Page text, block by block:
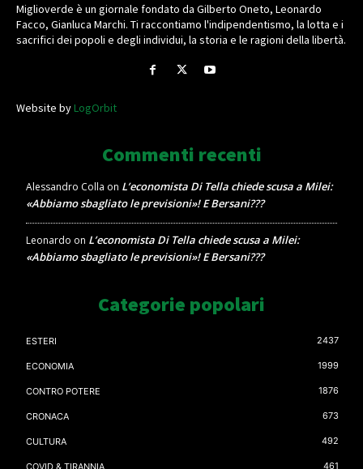
Miglioverde è un giornale fondato da Gilberto Oneto, Leonardo
Facco, Gianluca Marchi. Ti raccontiamo l'indipendentismo, la lotta e i
sacrifici dei popoli e degli individui, la storia e le ragioni della libertà.
Website byLogOrbit
Commenti recenti
Alessandro Colla on L’economista Di Tella chiede scusa a Milei:
«Abbiamo sbagliato le previsioni»! E Bersani???
Leonardo on L’economista Di Tella chiede scusa a Milei:
«Abbiamo sbagliato le previsioni»! E Bersani???
Categorie popolari
ESTERI 2437
ECONOMIA 1999
CONTRO POTERE 1876
CRONACA 673
CULTURA 492
COVID & TIRANNIA 461